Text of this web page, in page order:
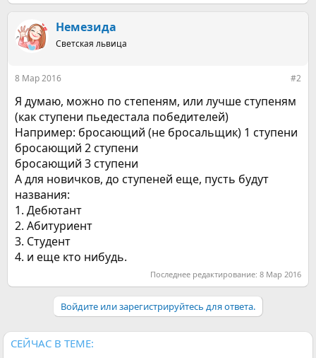
Немезида
Светская львица
8 Мар 2016 #2
Я думаю, можно по степеням, или лучше ступеням
(как ступени пьедестала победителей)
Например: бросающий (не бросальщик) 1 ступени
бросающий 2 ступени
бросающий 3 ступени
А для новичков, до ступеней еще, пусть будут
названия:
1. Дебютант
2. Абитуриент
3. Студент
4. и еще кто нибудь.
Последнее редактирование: 8 Мар 2016
Войдите или зарегистрируйтесь для ответа.
СЕЙЧАС В ТЕМЕ: